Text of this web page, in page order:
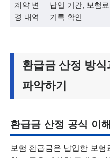
계약 변
경 내역
납입 기간, 보험
기록 확인
환급금 산정 방식
파악하기
환급금 산정 공식 이
보험 환급금은 납입한 보